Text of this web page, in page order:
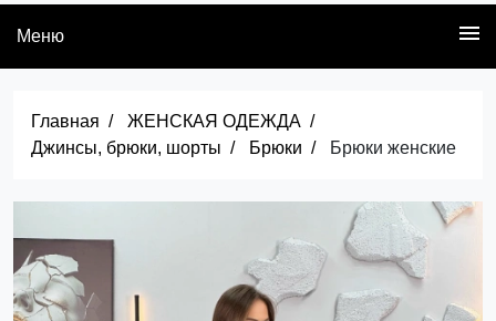
Меню
Главная
ЖЕНСКАЯ ОДЕЖДА
Джинсы, брюки, шорты
Брюки Брюки женские